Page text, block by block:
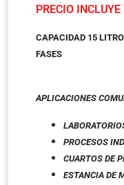
PRECIO
CAPACIDAD 15
FASES
APLICACIONES
PROCESOS
CUARTOS DE
ESTANCIA DE